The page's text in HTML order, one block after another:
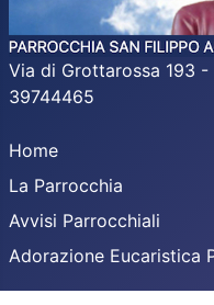
Via di Grottarossa 193
39744465
Home
La Parrocchia
Avvisi Parrocchiali
Adorazione Eucaristica